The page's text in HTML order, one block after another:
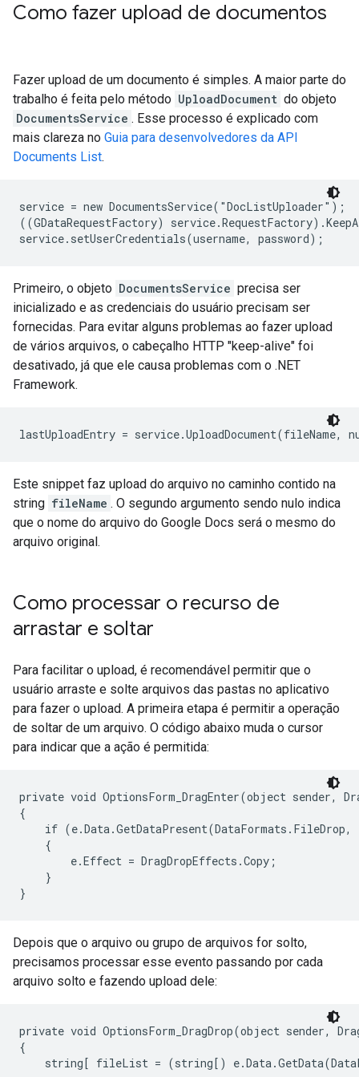
Como fazer upload de documentos
Fazer upload de um documento é simples. A maior parte do
trabalho é feita pelo método UploadDocument do objeto
DocumentsService . Esse processo é explicado com
mais clareza no Guia para desenvolvedores da API
Documents List.
service = new DocumentsService("DocListUploader");
((GDataRequestFactory)
service.setUserCredentials(username, password);
Primeiro, o objeto DocumentsService precisa ser
inicializado e as credenciais do usuário precisam ser
fornecidas. Para evitar alguns problemas ao fazer upload
de vários arquivos, o cabeçalho HTTP "keep-alive" foi
desativado, já que ele causa problemas com o .NET
Framework.
lastUploadEntry = service.UploadDocument(fileName,
Este snippet faz upload do arquivo no caminho contido na
string fileName . O segundo argumento sendo nulo indica
que o nome do arquivo do Google Docs será o mesmo do
arquivo original.
Como processar o recurso de
arrastar e soltar
Para facilitar o upload, é recomendável permitir que o
usuário arraste e solte arquivos das pastas no aplicativo
para fazer o upload. A primeira etapa é permitir a operação
de soltar de um arquivo. O código abaixo muda o cursor
para indicar que a ação é permitida:
private void OptionsForm_DragEnter(object sender,
{
if (e.Data.GetDataPresent(DataFormats.FileDrop,
    {
        e.Effect = DragDropEffects.Copy;
    }
}
Depois que o arquivo ou grupo de arquivos for solto,
precisamos processar esse evento passando por cada
arquivo solto e fazendo upload dele:
private void OptionsForm_DragDrop(object sender,
{
string[ fileList = (string[)